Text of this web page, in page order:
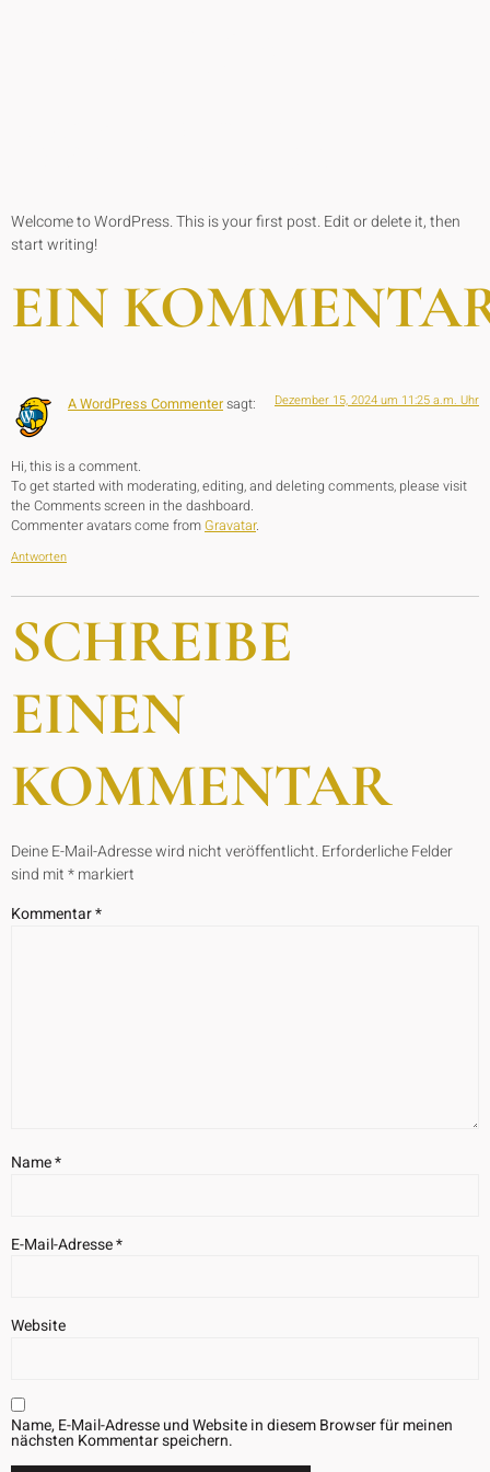
Welcome to WordPress. This is your first post. Edit or delete it, then
start writing!
EIN
A WordPress Commentersagt: Dezember 15, 2024 um 11:25 a.m. Uhr
Hi, this is a comment.
To get started with moderating, editing, and deleting comments, please visit
the Comments screen in the dashboard.
Commenter avatars come fromGravatar.
Antworten
SCHREIBE
EINEN
KOMMENTAR
Deine E-Mail-Adresse wird nicht veröffentlicht.Erforderliche Felder
sind mit*markiert
Kommentar*
Name*
E-Mail-Adresse*
Website
Name, E-Mail-Adresse und Website in diesem Browser für meinen
nächsten Kommentar speichern.